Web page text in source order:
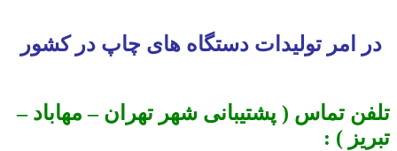
در امر تولیدات دستگاه های چاپ در کشور
تلفن تماس ( پشتیبانی شهر تهران – مهاباد –
تبریز ) :